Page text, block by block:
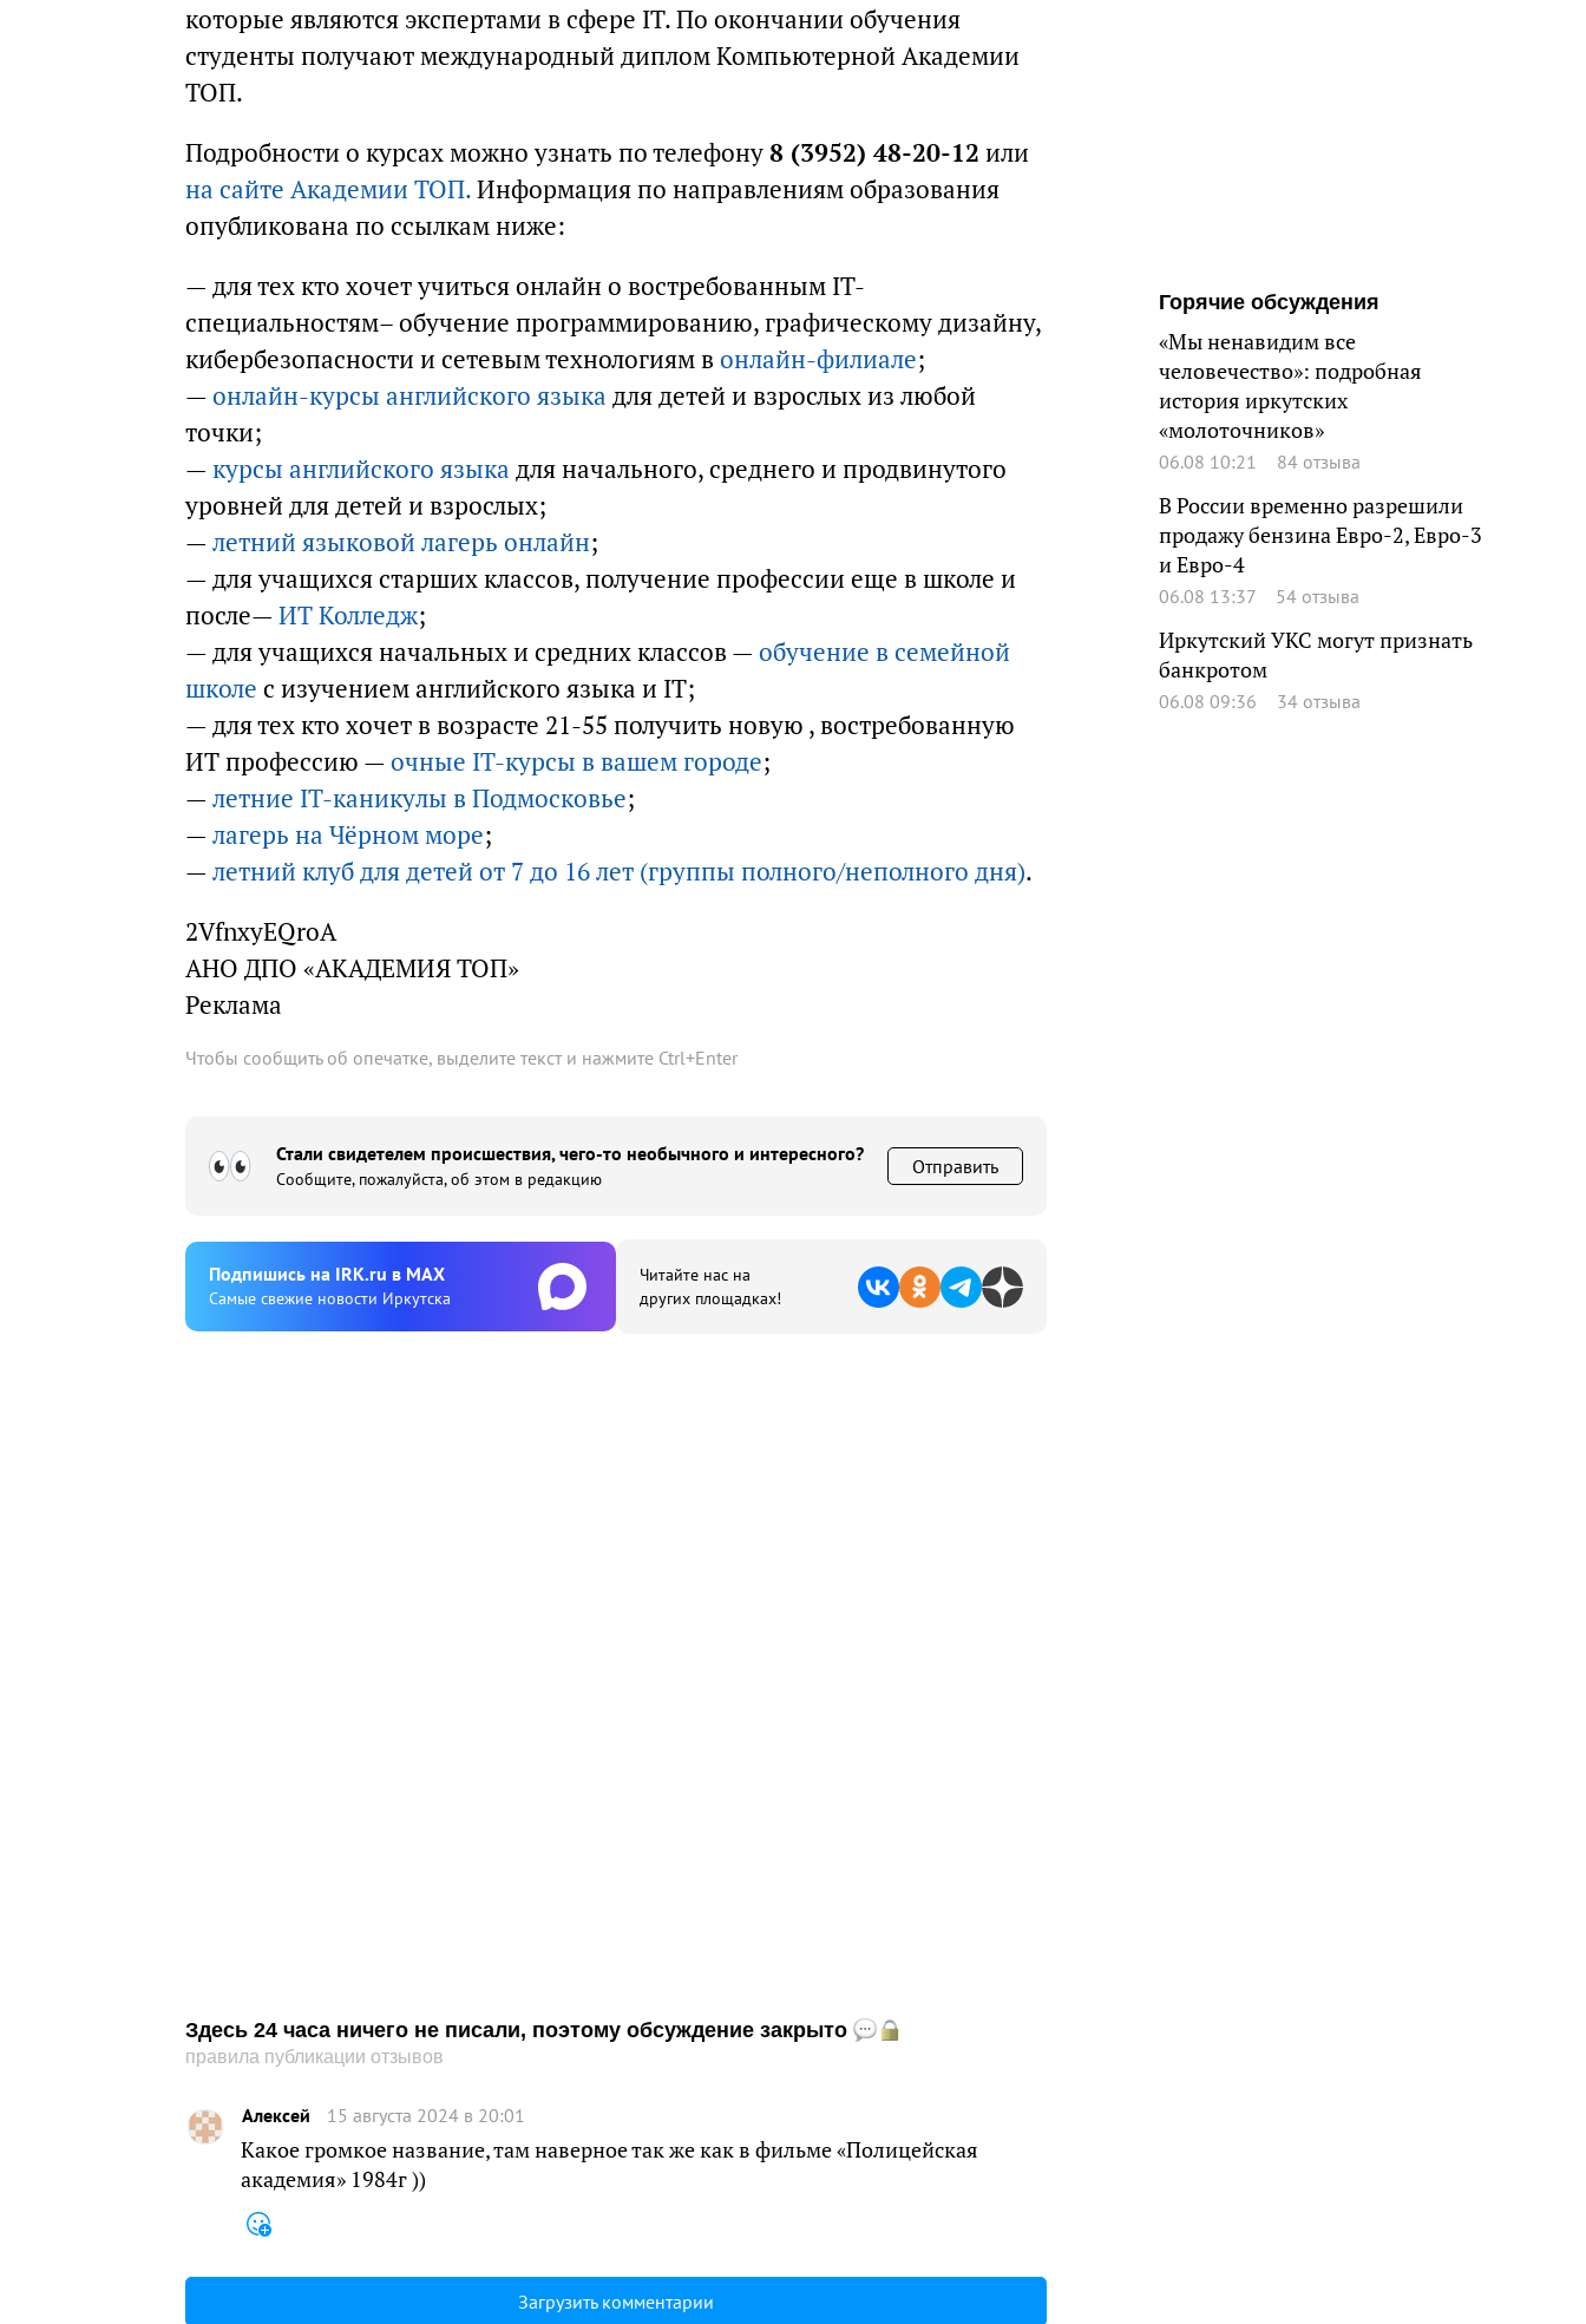
которые являются экспертами в сфере IT. По окончании обучения
студенты получают международный диплом Компьютерной Академии
ТОП.
Подробности о курсах можно узнать по телефону8 (3952) 48-20-12 или
на сайте Академии ТОП.Информация по направлениям образования
опубликована по ссылкам ниже:
— для тех кто хочет учиться онлайн о востребованным IT-
специальностям– обучение программированию, графическому дизайну,
кибербезопасности и сетевым технологиям в онлайн-филиале;
—онлайн-курсы английского языка для детей и взрослых из любой
точки;
—курсы английского языка для начального, среднего и продвинутого
уровней для детей и взрослых;
—летний языковой лагерь онлайн;
— для учащихся старших классов, получение профессии еще в школе и
после—ИТ Колледж;
— для учащихся начальных и средних классов —обучение в семейной
школе с изучением английского языка и IT;
— для тех кто хочет в возрасте 21-55 получить новую , востребованную
ИТ профессию —очные IT-курсы в вашем городе;
—летние IT-каникулы в Подмосковье;
—лагерь на Чёрном море;
—летний клуб для детей от 7 до 16 лет (группы полного/неполного дня).
2VfnxyEQroA
АНО ДПО «АКАДЕМИЯ ТОП»
Реклама
Чтобы сообщить об опечатке, выделите текст и нажмите Ctrl+Enter
Стали свидетелем происшествия, чего-то необычного и интересного?
Сообщите, пожалуйста, об этом в редакцию
Отправить
Подпишиcь на IRK.ru в MAX
Cамые свежие новости Иркутска
Читайте нас на
других площадках!
Здесь 24 часа ничего не писали, поэтому обсуждение закрыто
правила публикации отзывов
Алексей 15 августа 2024 в 20:01
Какое громкое название, там наверное так же как в фильме «Полицейская
академия» 1984г ))
Загрузить комментарии
Горячие обсуждения
«Мы ненавидим все
человечество»: подробная
история иркутских
«молоточников»
06.08 10:21 84 отзыва
В России временно разрешили
продажу бензина Евро-2, Евро-3
и Евро-4
06.08 13:37 54 отзыва
Иркутский УКС могут признать
банкротом
06.08 09:36 34 отзыва